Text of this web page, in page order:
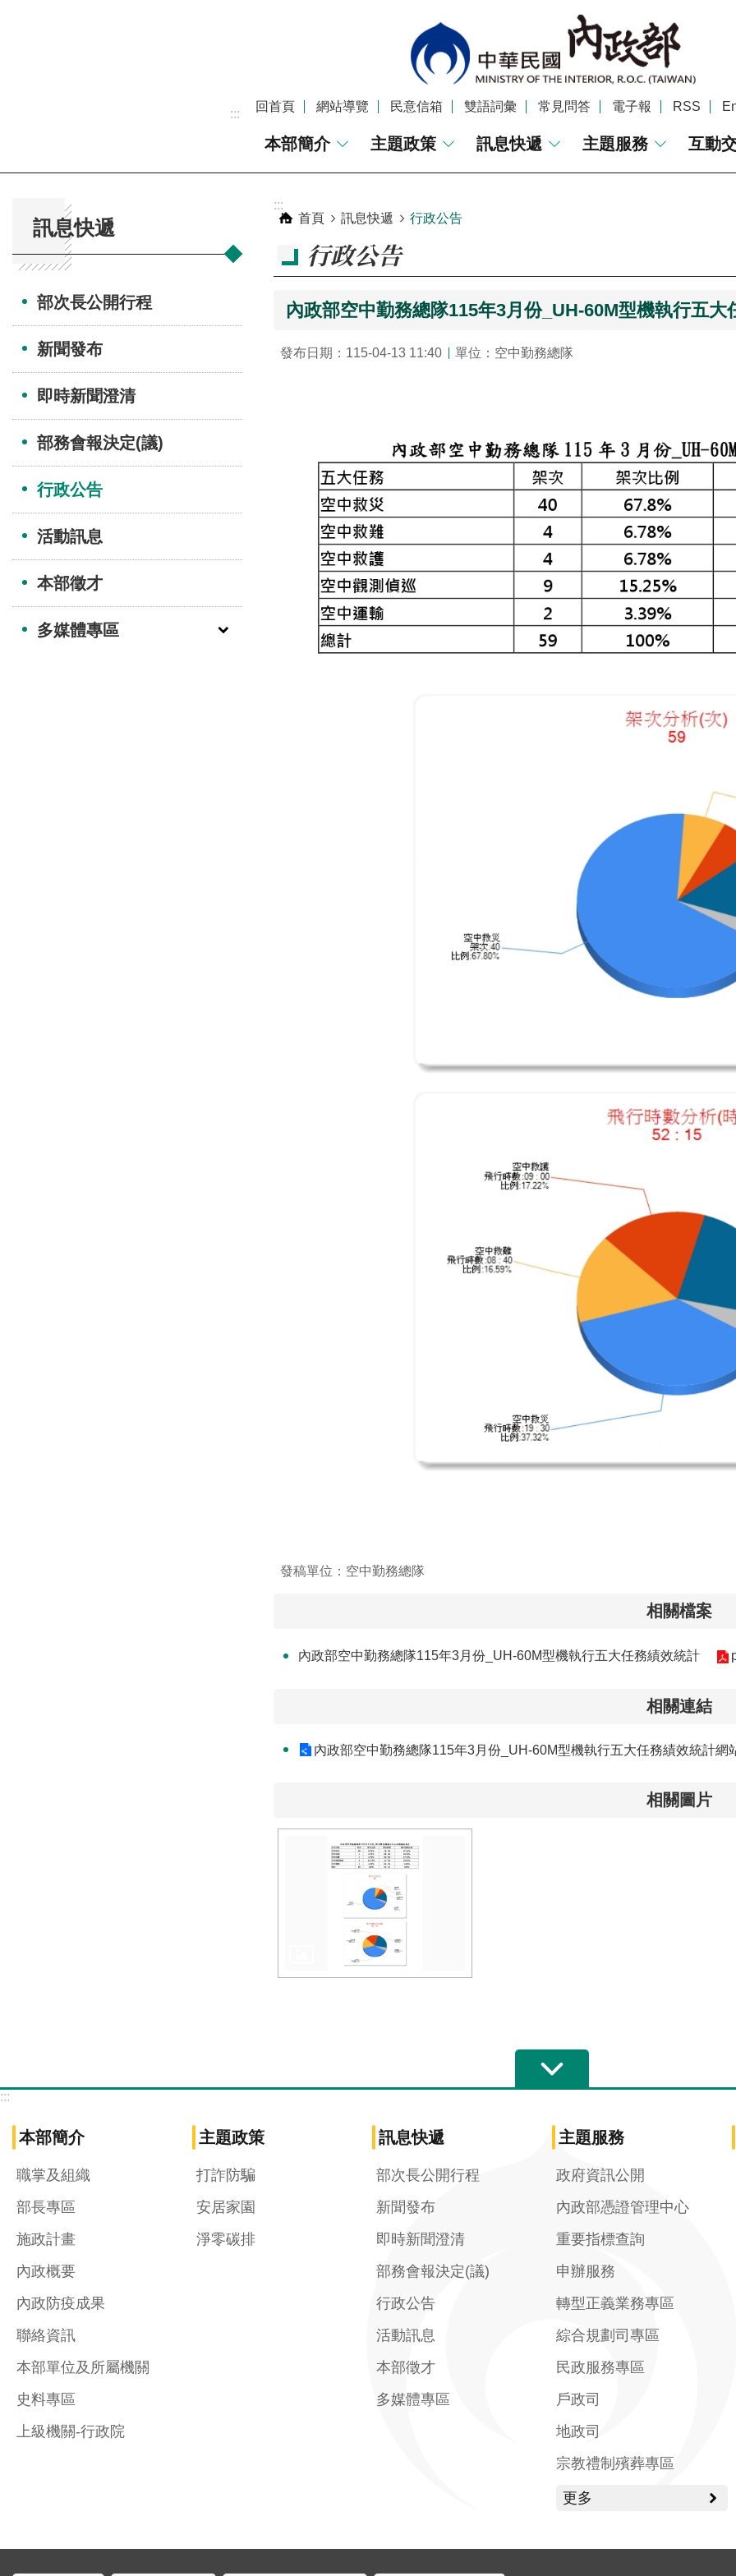
:::
回首頁 網站導覽 民意信箱 雙語詞彙 常見問答 電子報 RSS
本部簡介 主題政策 訊息快遞 主題服務 互動
訊息快遞
部次長公開行程
新聞發布
即時新聞澄清
部務會報決定(議)
行政公告
活動訊息
本部徵才
多媒體專區
:::
首頁
訊息快遞 行政公告
行政公告
內政部空中勤務總隊115年3月份_UH-60M型機執行五大
發布日期：115-04-13 11:40 單位：空中勤務總隊
發稿單位：空中勤務總隊
相關檔案
內政部空中勤務總隊115年3月份_UH-60M型機執行五大任務績效統計
相關連結
內政部空中勤務總隊115年3月份_UH-60M型機執行五大任務績效統計網
相關圖片
:::
本部簡介
職掌及組織
部長專區
施政計畫
內政概要
內政防疫成果
聯絡資訊
本部單位及所屬機關
史料專區
上級機關-行政院
主題政策
打詐防騙
安居家園
淨零碳排
訊息快遞
部次長公開行程
新聞發布
即時新聞澄清
部務會報決定(議)
行政公告
活動訊息
本部徵才
多媒體專區
主題服務
政府資訊公開
內政部憑證管理中心
重要指標查詢
申辦服務
轉型正義業務專區
綜合規劃司專區
民政服務專區
戶政司
地政司
宗教禮制殯葬專區
更多